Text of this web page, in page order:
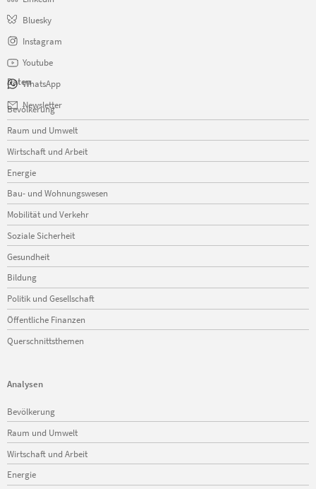
Bluesky
Instagram
Youtube
WhatsApp
Newsletter
Daten
Navigation
überspringen
Bevölkerung
Raum und Umwelt
Wirtschaft und Arbeit
Energie
Bau- und Wohnungswesen
Mobilität und Verkehr
Soziale Sicherheit
Gesundheit
Bildung
Politik und Gesellschaft
Öffentliche Finanzen
Querschnittsthemen
Analysen
Navigation
überspringen
Bevölkerung
Raum und Umwelt
Wirtschaft und Arbeit
Energie